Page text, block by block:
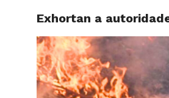
Exhortan a